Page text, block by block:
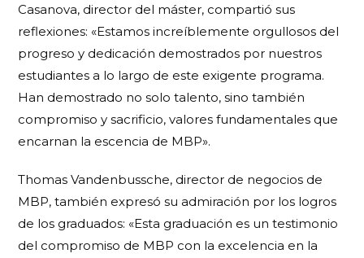
Casanova, director del máster, compartió sus
reflexiones: «Estamos increíblemente orgullosos del
progreso y dedicación demostrados por nuestros
estudiantes a lo largo de este exigente programa.
Han demostrado no solo talento, sino también
compromiso y sacrificio, valores fundamentales que
encarnan la escencia de MBP».
Thomas Vandenbussche, director de negocios de
MBP, también expresó su admiración por los logros
de los graduados: «Esta graduación es un testimonio
del compromiso de MBP con la excelencia en la